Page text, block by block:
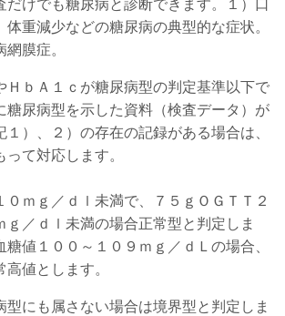
だけでも糖尿病と診断できます。１）口
重減少などの糖尿病の典型的な症状。
膜症。
ＨｂＡ１ｃが糖尿病型の判定基準以下で
糖尿病型を示した資料（検査データ）が
１）、２）の存在の記録がある場合は、
て対応します。
０ｍｇ／ｄｌ未満で、７５ｇＯＧＴＴ２
ｇ／ｄｌ未満の場合正常型と判定しま
値１００～１０９ｍｇ／ｄＬの場合、
値とします。
型にも属さない場合は境界型と判定しま